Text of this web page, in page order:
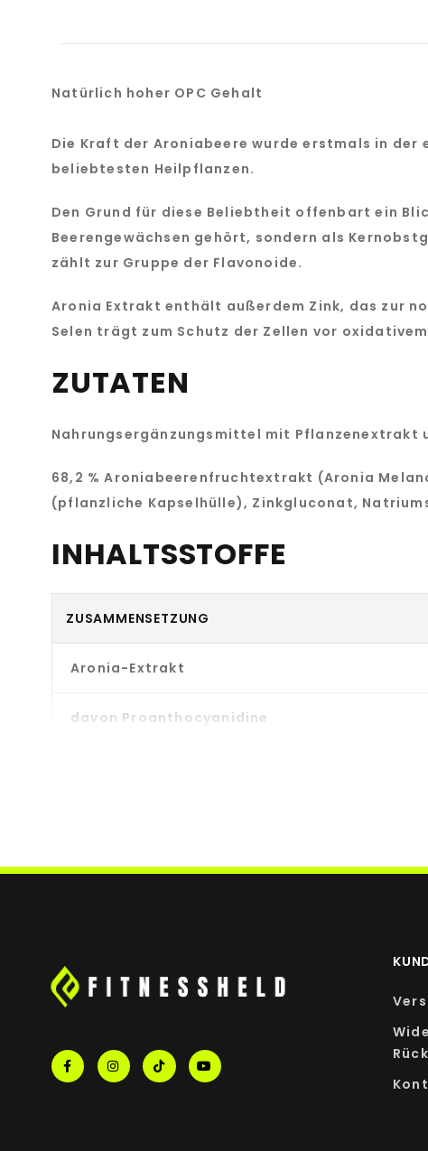
Natürlich hoher OPC Gehalt
Die Kraft der Aroniabeere wurde erstmals in
beliebtesten Heilpflanzen.
Den Grund für diese Beliebtheit offenbart ein
Beerengewächsen gehört, sondern als
zählt zur Gruppe der Flavonoide.
Aronia Extrakt enthält außerdem Zink, das zur
Selen trägt zum Schutz der Zellen vor
ZUTATEN
Nahrungsergänzungsmittel mit Pflanzenextrakt
68,2 % Aroniabeerenfruchtextrakt (Aronia
(pflanzliche Kapselhülle), Zinkgluconat,
INHALTSSTOFFE
ZUSAMMENSETZUNG
Aronia-Extrakt
davon Proanthocyanidine